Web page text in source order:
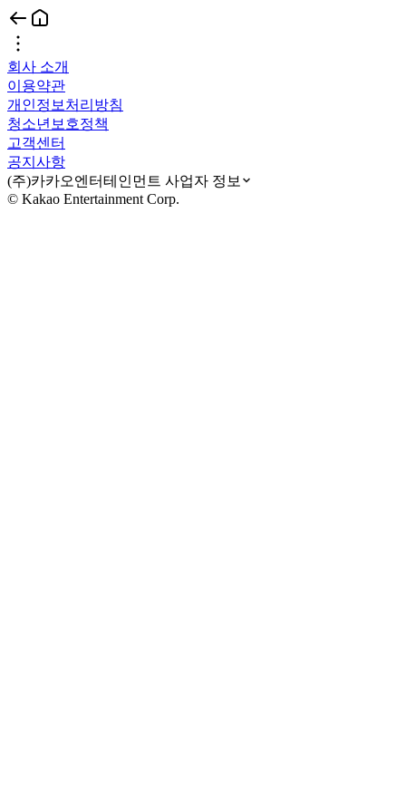
회사 소개
이용약관
개인정보처리방침
청소년보호정책
고객센터
공지사항
(주)카카오엔터테인먼트 사업자 정보
© Kakao Entertainment Corp.